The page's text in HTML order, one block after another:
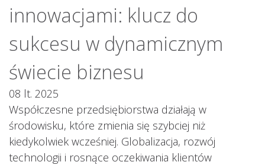
innowacjami: klucz do
sukcesu w dynamicznym
świecie biznesu
08 lt. 2025
Współczesne przedsiębiorstwa działają w
środowisku, które zmienia się szybciej niż
kiedykolwiek wcześniej. Globalizacja, rozwój
technologii i rosnące oczekiwania klientów